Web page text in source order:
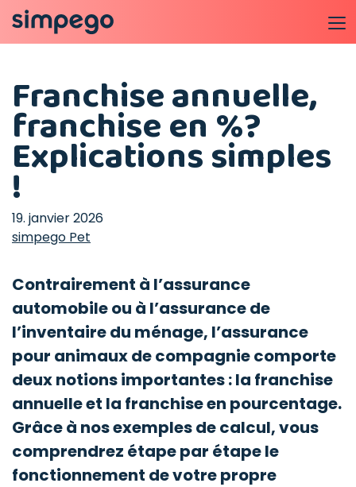
Franchise annuelle,
franchise en %?
Explications simples
!
19. janvier 2026
simpego Pet
Contrairement à l’assurance
automobile ou à l’assurance de
l’inventaire du ménage, l’assurance
pour animaux de compagnie comporte
deux notions importantes : la franchise
annuelle et la franchise en pourcentage.
Grâce à nos exemples de calcul, vous
comprendrez étape par étape le
fonctionnement de votre propre